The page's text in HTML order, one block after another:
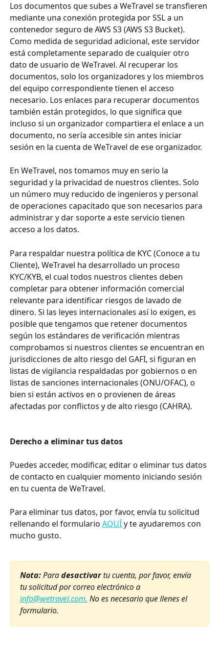
Los documentos que subes a WeTravel se transfieren
mediante una conexión protegida por SSL a un
contenedor seguro de AWS S3 (AWS S3 Bucket).
Como medida de seguridad adicional, este servidor
está completamente separado de cualquier otro
dato de usuario de WeTravel. Al recuperar los
documentos, solo los organizadores y los miembros
del equipo correspondiente tienen el acceso
necesario. Los enlaces para recuperar documentos
también están protegidos, lo que significa que
incluso si un organizador compartiera el enlace a un
documento, no sería accesible sin antes iniciar
sesión en la cuenta de WeTravel de ese organizador.
En WeTravel, nos tomamos muy en serio la
seguridad y la privacidad de nuestros clientes. Solo
un número muy reducido de ingenieros y personal
de operaciones capacitado que son necesarios para
administrar y dar soporte a este servicio tienen
acceso a los datos.
Para respaldar nuestra política de KYC (Conoce a tu
Cliente), WeTravel ha desarrollado un proceso
KYC/KYB, el cual todos nuestros clientes deben
completar para obtener información comercial
relevante para identificar riesgos de lavado de
dinero. Si las leyes internacionales así lo exigen, es
posible que tengamos que retener documentos
según los estándares de verificación mientras
comprobamos si nuestros clientes se encuentran en
jurisdicciones de alto riesgo del GAFI, si figuran en
listas de vigilancia respaldadas por gobiernos o en
listas de sanciones internacionales (ONU/OFAC), o
bien si están activos en o provienen de áreas
afectadas por conflictos y de alto riesgo (CAHRA).
Derecho a eliminar tus datos
Puedes acceder, modificar, editar o eliminar tus datos
de contacto en cualquier momento iniciando sesión
en tu cuenta de WeTravel.
Para eliminar tus datos, por favor, envía tu solicitud
rellenando el formulario AQUÍ y te ayudaremos con
mucho gusto.
Nota: Para desactivar tu cuenta, por favor, envía
tu solicitud por correo electrónico a
info@wetravel.com. No es necesario que llenes el
formulario.